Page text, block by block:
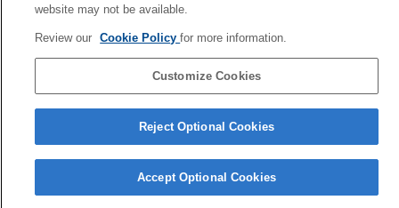
website may not be available.
Review our Cookie Policyfor more information.
Customize Cookies
Reject Optional Cookies
Accept Optional Cookies